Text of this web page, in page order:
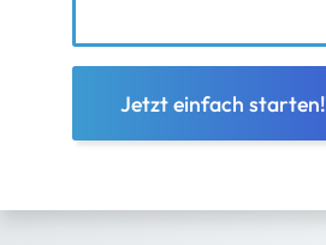
Jetzt einfach starten!